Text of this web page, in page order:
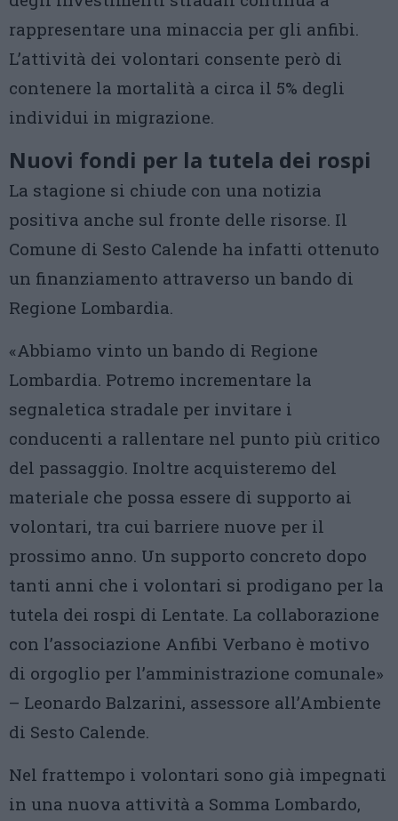
rappresentare una minaccia per gli anfibi.
L’attività dei volontari consente però di
contenere la mortalità a circa il 5% degli
individui in migrazione.
Nuovi fondi per la tutela dei rospi
La stagione si chiude con una notizia
positiva anche sul fronte delle risorse. Il
Comune di Sesto Calende ha infatti ottenuto
un finanziamento attraverso un bando di
Regione Lombardia.
«Abbiamo vinto un bando di Regione
Lombardia. Potremo incrementare la
segnaletica stradale per invitare i
conducenti a rallentare nel punto più critico
del passaggio. Inoltre acquisteremo del
materiale che possa essere di supporto ai
volontari, tra cui barriere nuove per il
prossimo anno. Un supporto concreto dopo
tanti anni che i volontari si prodigano per la
tutela dei rospi di Lentate. La collaborazione
con l’associazione Anfibi Verbano è motivo
di orgoglio per l’amministrazione comunale»
– Leonardo Balzarini, assessore all’Ambiente
di Sesto Calende.
Nel frattempo i volontari sono già impegnati
in una nuova attività a Somma Lombardo,